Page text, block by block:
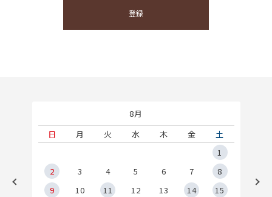
登録
8月
日
月 火 水 木 金
土
1
2
3 4 5 6 7
8
9
10 11 12 13 14
15